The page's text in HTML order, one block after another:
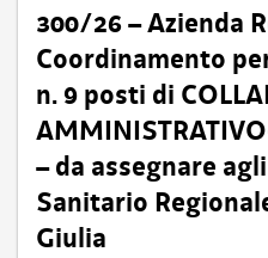
300/26 – Azienda
Coordinamento
n. 9 posti di
– da assegnare
Sanitario
Giulia